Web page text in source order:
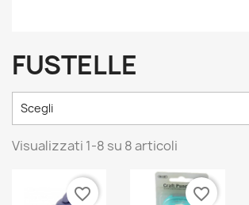
FUSTELLE
Scegli
Visualizzati 1-8 su 8 articoli
favorite_border favorite_border